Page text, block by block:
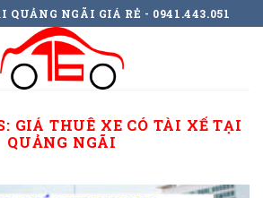
QUẢNG NGÃI GIÁ RẺ - 0941.443.051
GIÁ THUÊ XE CÓ TÀI XẾ TẠI
QUẢNG NGÃI